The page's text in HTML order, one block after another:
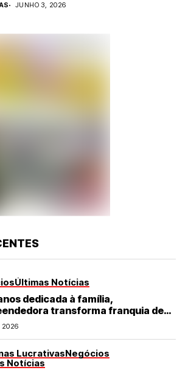
JUNHO 3, 2026
Últimas Notícias
dedicada à família,
transforma franquia de
em negócio de destaque no RN
2026
LucrativasNegócios
Notícias